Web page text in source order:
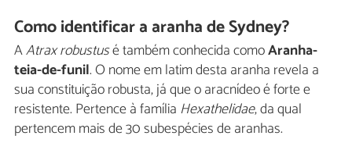
Como identificar a aranha de Sydney?
AAtrax robustusé também conhecida comoAranha-
teia-de-funil. O nome em latim desta aranha revela a
sua constituição robusta, já que o aracnídeo é forte e
resistente. Pertence à família Hexathelidae, da qual
pertencem mais de 30 subespécies de aranhas.